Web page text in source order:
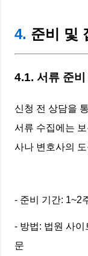
4. 준비 및
4.1. 서류 준비
신청 전 상담을
서류 수집에는
사나 변호사의
- 준비 기간: 1~2
- 방법: 법원 사
문